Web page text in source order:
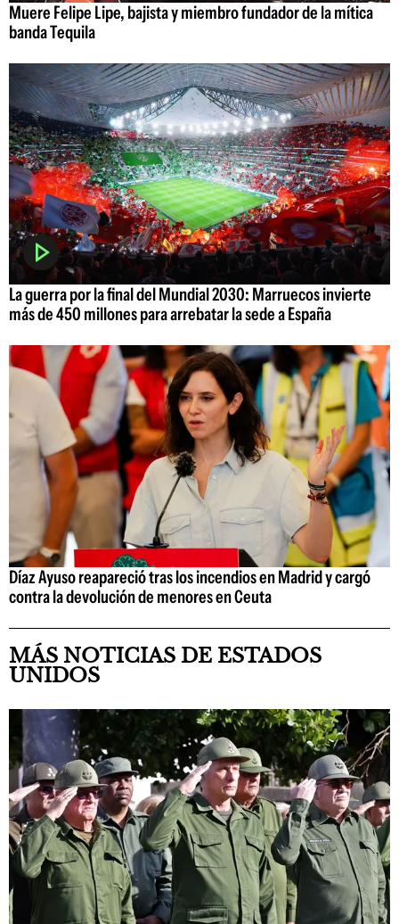
Muere Felipe Lipe, bajista y miembro fundador de la mítica
banda Tequila
La guerra por la final del Mundial 2030: Marruecos invierte
más de 450 millones para arrebatar la sede a España
Díaz Ayuso reapareció tras los incendios en Madrid y cargó
contra la devolución de menores en Ceuta
MÁS NOTICIAS DE ESTADOS
UNIDOS